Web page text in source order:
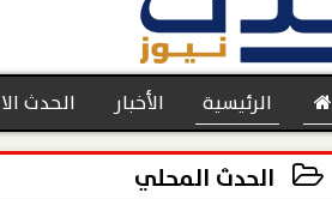
الرئيسية الأخبار الحدث
الحدث المحلي